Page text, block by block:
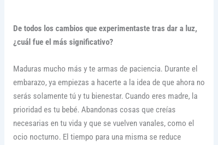
De todos los cambios que experimentaste tras dar a luz,
¿cuál fue el más significativo?
Maduras mucho más y te armas de paciencia. Durante el
embarazo, ya empiezas a hacerte a la idea de que ahora no
serás solamente tú y tu bienestar. Cuando eres madre, la
prioridad es tu bebé. Abandonas cosas que creías
necesarias en tu vida y que se vuelven vanales, como el
ocio nocturno. El tiempo para una misma se reduce